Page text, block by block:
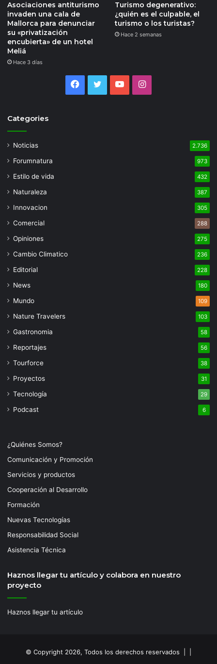
Asociaciones antiturismo
invaden una cala de
Mallorca para denunciar
su «privatización
encubierta» de un hotel
Meliá
Hace 3 días
Turismo degenerativo:
¿quién es el culpable, el
turismo o los turistas?
Hace 2 semanas
Facebook
TwitterYouTubeInstagram
Categories
Noticias 2.736
Forumnatura 973
Estilo de vida 432
Naturaleza 387
Innovacion 305
Comercial 288
Opiniones 275
Cambio Climatico 236
Editorial 228
News 180
Mundo 109
Nature Travelers 103
Gastronomia 58
Reportajes 56
Tourforce 38
Proyectos 31
Tecnología 29
Podcast 6
¿Quiénes Somos?
Comunicación y Promoción
Servicios y productos
Cooperación al Desarrollo
Formación
Nuevas Tecnologías
Responsabilidad Social
Asistencia Técnica
Haznos llegar tu artículo y colabora en nuestro
proyecto
Haznos llegar tu artículo
© Copyright 2026, Todos los derechos reservados | |